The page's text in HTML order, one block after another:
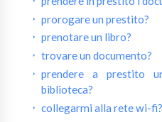
prorogare un prestito?
prenotare un libro?
trovare un documento?
prendere a prestito
biblioteca?
collegarmi alla rete wi-fi?